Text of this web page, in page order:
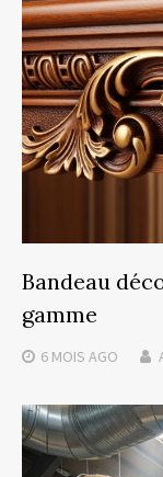
Bandeau
gamme
6 MOIS AGO